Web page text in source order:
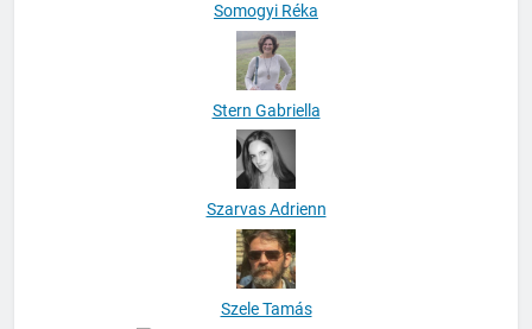
Somogyi Réka
Stern Gabriella
Szarvas Adrienn
Szele Tamás